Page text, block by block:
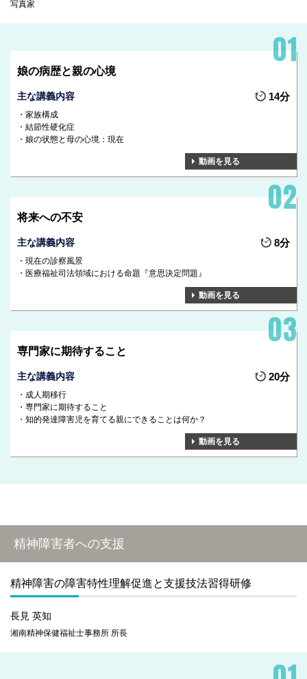
写真家
娘の病歴と親の心境
主な講義内容 14分
家族構成
結節性硬化症
娘の状態と母の心境：現在
動画を見る
将来への不安
主な講義内容 8分
現在の診察風景
医療福祉司法領域における命題『意思決定問題』
動画を見る
専門家に期待すること
主な講義内容 20分
成人期移行
専門家に期待すること
知的発達障害児を育てる親にできることは何か？
動画を見る
精神障害者への支援
精神障害の障害特性理解促進と支援技法習得研修
長見 英知
湘南精神保健福祉士事務所 所長